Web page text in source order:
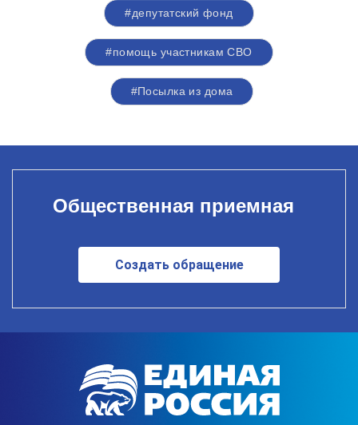
#депутатский фонд
#помощь участникам СВО
#Посылка из дома
Общественная приемная
Создать обращение